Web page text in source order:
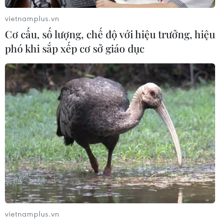
về nhà ở, giao thông tại tỉnh Sơn La
06/08/2026 09:48
Bất cập việc ngừng giao khoán quản
lý, bảo vệ rừng ở Nam Cát Tiên
06/08/2026 09:45
Bão Dolphin hướng vào miền Đông
Trung Quốc, cảnh báo mưa lớn trên
diện rộng
06/08/2026 08:36
Mở 1 cửa xả đáy hồ thủy điện Hòa
vietnamplus.vn
Cơ cấu, số lượng, chế độ với hiệu trưởng, hiệu
phó khi sắp xếp cơ sở giáo dục
vietnamplus.vn